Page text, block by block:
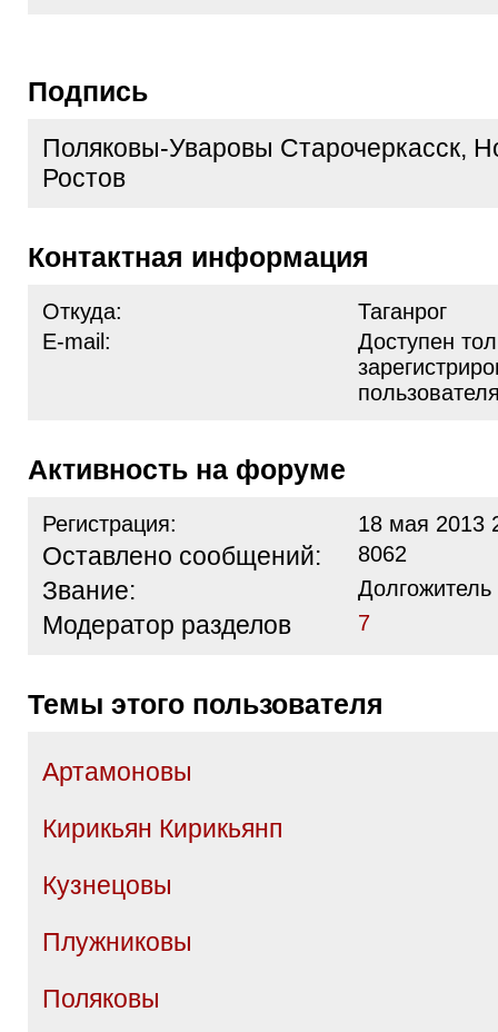
Подпись
Поляковы-Уваровы Старочеркасск,
Ростов
Контактная информация
Откуда:
Таганрог
E-mail:
Доступен
Активность на форуме
Регистрация: 18 мая 2013
Оставлено сообщений: 8062
Звание:
Модератор разделов 7
Темы этого пользователя
Артамоновы
Кирикьян Кирикьянп
Кузнецовы
Плужниковы
Поляковы